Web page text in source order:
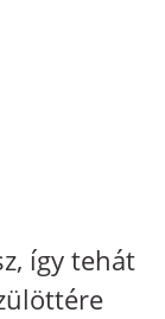
így tehát